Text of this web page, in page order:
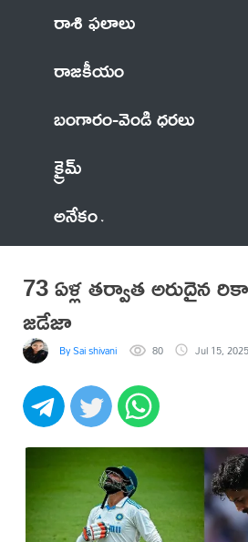
రాశి ఫలాలు
రాజకీయం
బంగారం-వెండి ధరలు
క్రైమ్
అనేకం
73 ఏళ్ల తర్వాత అరుదైన
జడేజా
By Sai shivani 80 Jul 15,